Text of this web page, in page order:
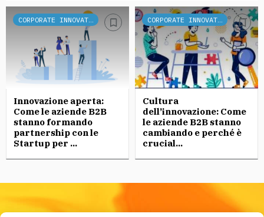
CORPORATE INNOVATION
Innovazione aperta:
Come le aziende B2B
stanno formando
partnership con le
Startup per ...
CORPORATE INNOVATION
Cultura
dell’innovazione: Come
le aziende B2B stanno
cambiando e perché è
crucial...